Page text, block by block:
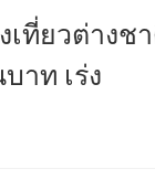
ที่ยวต่างช
าท เร่ง